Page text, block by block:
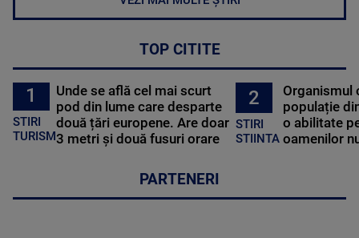
TOP CITITE
1
STIRI
TURISM
Unde se află cel mai scurt
pod din lume care desparte
două țări europene. Are doar
3 metri și două fusuri orare
2
STIRI
STIINTA
Organismul
populație
o abilitate
oamenilor
PARTENERI